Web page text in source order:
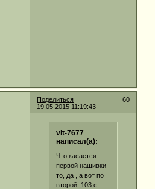
Поделиться
60
19.05.2015 11:19:43
vit-7677
написал(а):
Что касается
первой нашивки
то, да , а вот по
второй ,103 с